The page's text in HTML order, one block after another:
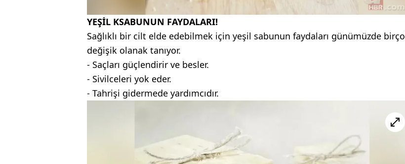
YEŞİL KSABUNUN FAYDALARI!
Sağlıklı bir cilt elde edebilmek için yeşil sabunun faydaları günümüzde
değişik olanak tanıyor.
- Saçları güçlendirir ve besler.
- Sivilceleri yok eder.
- Tahrişi gidermede yardımcıdır.